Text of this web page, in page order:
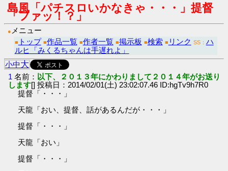
島風「パチスロいかなきゃ・・・」提督
「ファッ！？」
● メニュー
■ トップ ■作品一覧 ■作者一覧 ■掲示板 ■検索 ■ リンク SS： ハ
ルヒ「みくるちゃんは手遅れよ」
小中大
1 名前： 以下、２０１３年にかわりまして２０１４年がお送り
します[] 投稿日：2014/02/01(土) 23:02:07.46 ID:hgTv9h7R0
提督「・・・」
天龍「おい、提督、話があるんだが・・・」
提督「・・・」
天龍「おい」
提督「・・・」